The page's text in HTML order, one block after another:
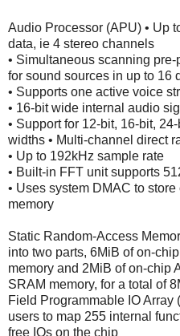
Audio Processor (APU) • Up
data, ie 4 stereo channels
• Simultaneous scanning
for sound sources in up to 16
• Supports one active voice
• 16-bit wide internal audio
• Support for 12-bit, 16-bit,
widths • Multi-channel direct
• Up to 192kHz sample rate
• Built-in FFT unit supports
• Uses system DMAC to
memory
Static Random-Access
into two parts, 6MiB of on-
memory and 2MiB of on-chip
SRAM memory, for a total of
Field Programmable IO
users to map 255 internal
free IOs on the chip